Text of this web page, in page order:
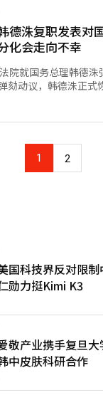
应包括在内。但党
力量党’‘共同民
” 值得注意的是，前议员
名列第三，但已表态
不参选。与此同时，
来影响。 鉴于吴、刘两人均在
有较高支持率，谁将
出“韩德洙出马”的
为局势再添变数。根
接受候选人报名，
，国民力量党为33%
意的是，共同民主党
生变化。 在这一保守与进步阵
下，一位兼具广泛吸
代理总统职务的国务总理
大楼，通过视频会议
访美的产业通商资源
贤东关于情况的汇报
本次选举最迟应在6
考虑，本次选举日期
相似，即尽可能接近60
片来源 韩联社】
来看，特朗普宣布对
中国、欧盟、越南
和26%的对等关税
和欧洲，将导致韩国
国等已表示将坚决采
导的自由贸易体系可
增长10.4%，对美
排名中国内地、加拿
表示，全球关税战
示产业通商资源部长
内容进行分析，积极
行业和企业制定扶持
德洙复职发表对
化会走向不幸
院就国务总理韩德洙
劾动议，韩德洙正式
法院的8名法官中，5
国民谈话称：“我承
国的国家利益。” 韩德洙指出
·特朗普再次就任美
左倾，也不希望右倾
强调：“过去几年
社会只会走向不幸，
和政府必须真正改变
大努力推动涉及国家
党超越党派立场，进
当前危机，再次向
” 24日，在政府首尔大楼，
务总理韩德洙正在国
1 2
国科技界反对限
勋力挺Kimi K3
敬产业携手复旦
中皮肤科研合作